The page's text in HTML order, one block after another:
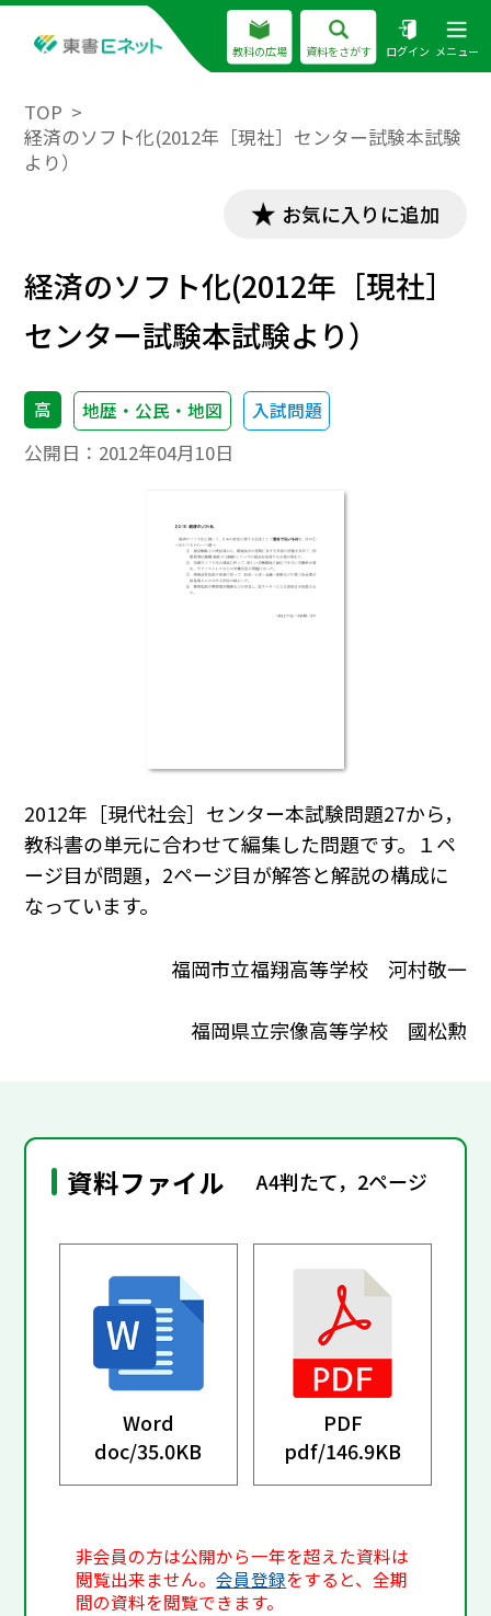
教科の広場 資料をさがす ログイン メニュー
TOP
経済のソフト化(2012年［現社］センター試験本試験
より）
お気に入りに追加
経済のソフト化(2012年［現社］
センター試験本試験より）
高 地歴・公民・地図 入試問題
公開日： 2012年04月10日
2012年［現代社会］センター本試験問題27から，
教科書の単元に合わせて編集した問題です。１ペ
ージ目が問題，2ページ目が解答と解説の構成に
なっています。
福岡市立福翔高等学校 河村敬一
福岡県立宗像高等学校 國松勲
資料ファイル A4判たて，2ページ
Word
doc/35.0KB
PDF
pdf/146.9KB
非会員の方は公開から一年を超えた資料は
閲覧出来ません。会員登録をすると、全期
間の資料を閲覧できます。